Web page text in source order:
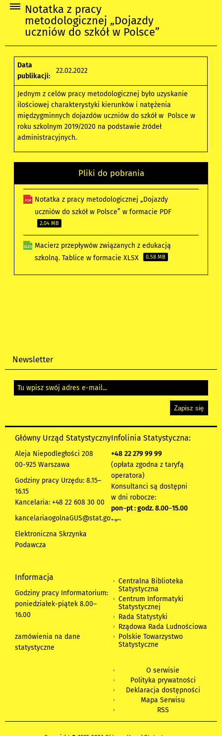
Notatka z pracy
metodologicznej „Dojazdy
uczniów do szkół w Polsce”
Data
publikacji:
22.02.2022
Jednym z celów pracy metodologicznej było uzyskanie
ilościowej charakterystyki kierunków i natężenia
międzygminnych dojazdów uczniów do szkół w Polsce w
roku szkolnym 2019/2020 na podstawie źródeł
administracyjnych.
Pliki do pobrania
Notatka z pracy metodologicznej „Dojazdy
uczniów do szkół w Polsce” w formacie PDF
2.04 MB
Macierz przepływów związanych z edukacją
szkolną. Tablice w formacie XLSX
0.58 MB
Newsletter
Główny Urząd Statystyczny
Aleja Niepodległości 208
00-925 Warszawa
Godziny pracy Urzędu: 8.15–
16.15
Kancelaria: +48 22 608 30 00
kancelariaogolnaGUS@stat.gov.pl
Elektroniczna Skrzynka
Podawcza
Infolinia Statystyczna:
+48 22 279 99 99
(opłata zgodna z taryfą
operatora)
Konsultanci są dostępni
w dni robocze:
pon–pt : godz. 8.00–15.00
Informacja
Godziny pracy Informatorium:
poniedziałek-piątek 8.00–
16.00
zamówienia na dane
statystyczne
Centralna Biblioteka
Statystyczna
Centrum Informatyki
Statystycznej
Rada Statystyki
Rządowa Rada Ludnościowa
Polskie Towarzystwo
Statystyczne
O serwisie
Polityka prywatności
Deklaracja dostępności
Mapa Serwisu
RSS